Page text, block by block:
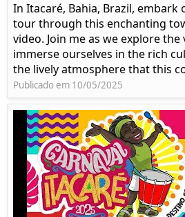
In Itacaré, Bahia, Brazil,
tour through this enchanting
video. Join me as we explore
immerse ourselves in the rich
the lively atmosphere that this
Publicado em 10/05/2025